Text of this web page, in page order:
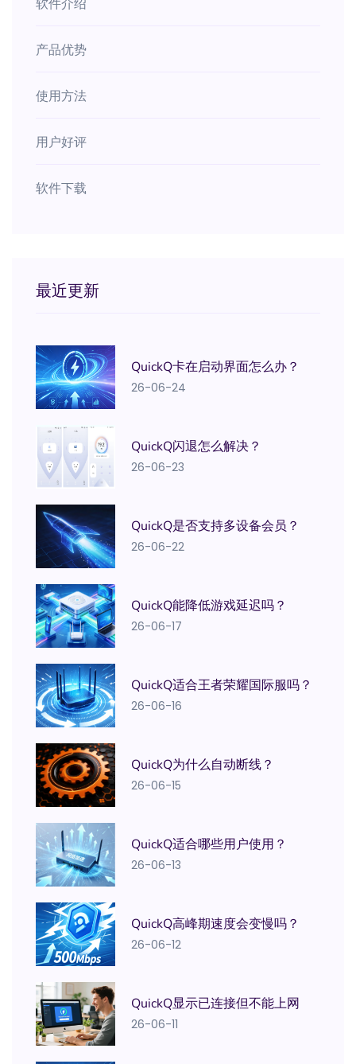
软件介绍
产品优势
使用方法
用户好评
软件下载
最近更新
QuickQ卡在启动界面怎么办？
26-06-24
QuickQ闪退怎么解决？
26-06-23
QuickQ是否支持多设备会员？
26-06-22
QuickQ能降低游戏延迟吗？
26-06-17
QuickQ适合王者荣耀国际服吗？
26-06-16
QuickQ为什么自动断线？
26-06-15
QuickQ适合哪些用户使用？
26-06-13
QuickQ高峰期速度会变慢吗？
26-06-12
QuickQ显示已连接但不能上网
26-06-11